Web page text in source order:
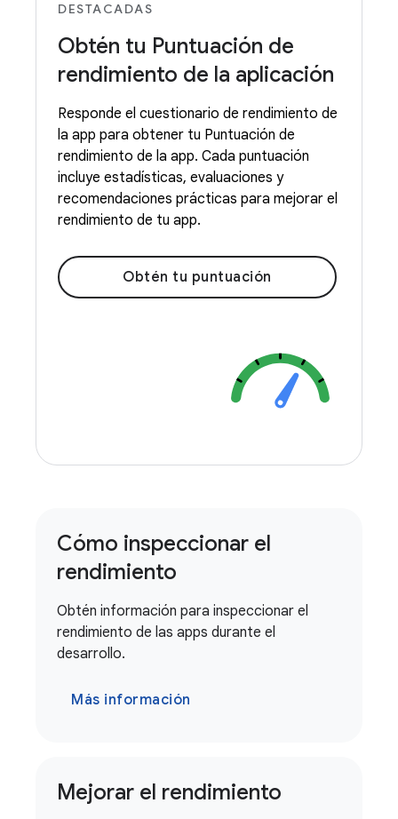
DESTACADAS
Obtén tu Puntuación de
rendimiento de la aplicación
Responde el cuestionario de rendimiento de
la app para obtener tu Puntuación de
rendimiento de la app. Cada puntuación
incluye estadísticas, evaluaciones y
recomendaciones prácticas para mejorar el
rendimiento de tu app.
Obtén tu puntuación
Cómo inspeccionar el
rendimiento
Obtén información para inspeccionar el
rendimiento de las apps durante el
desarrollo.
Más información
Mejorar el rendimiento